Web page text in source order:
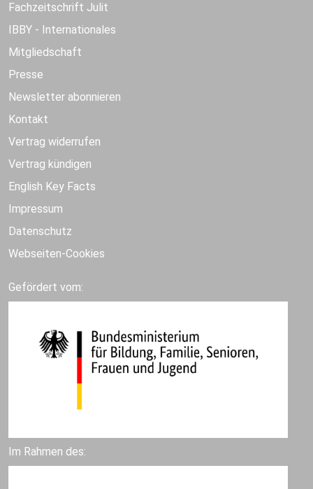
Fachzeitschrift Julit
IBBY - Internationales
Mitgliedschaft
Presse
Newsletter abonnieren
Kontakt
Vertrag widerrufen
Vertrag kündigen
English Key Facts
Impressum
Datenschutz
Webseiten-Cookies
Gefördert vom:
Im Rahmen des: